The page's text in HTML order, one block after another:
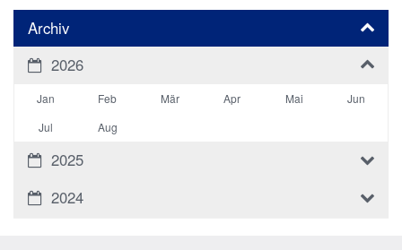
Archiv
2026
Jan Feb Mär Apr Mai
Jun
Jul
Aug
2025
2024